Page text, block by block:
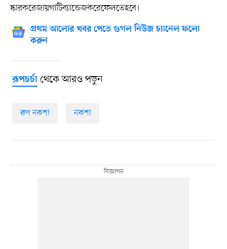
ষ্কারকরেজায়গাটিব্যান্ডেজকরেফেলতেহবে।
প্রথম আলোর খবর পেতে গুগল নিউজ চ্যানেল ফলো
করুন
রূপচর্চাথেকে আরও পড়ুন
রূপ নকশা নকশা